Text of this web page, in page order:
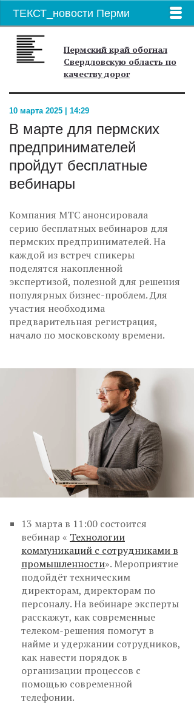
ТЕКСТ_новости Перми
Пермский край обогнал
Свердловскую область по
качеству дорог
10 марта 2025 | 14:29
В марте для пермских
предпринимателей
пройдут бесплатные
вебинары
Компания МТС анонсировала
серию бесплатных вебинаров для
пермских предпринимателей. На
каждой из встреч спикеры
поделятся накопленной
экспертизой, полезной для решения
популярных бизнес-проблем. Для
участия необходима
предварительная регистрация,
начало по московскому времени.
13 марта в 11:00 состоится
вебинар « Технологии
коммуникаций с сотрудниками в
промышленности». Мероприятие
подойдёт техническим
директорам, директорам по
персоналу. На вебинаре эксперты
расскажут, как современные
телеком-решения помогут в
найме и удержании сотрудников,
как навести порядок в
организации процессов с
помощью современной
телефонии.